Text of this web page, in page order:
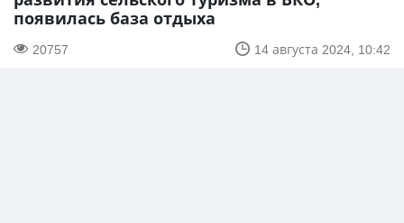
появилась база отдыха
20757 14 августа 2024, 10:42